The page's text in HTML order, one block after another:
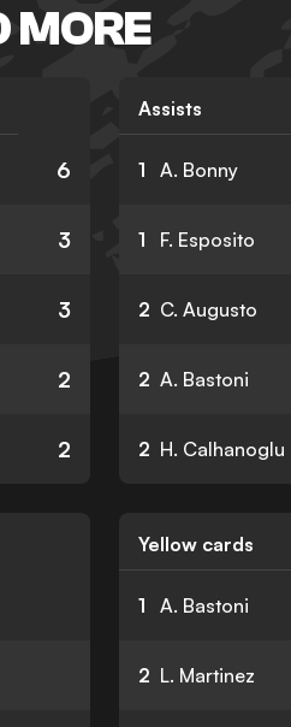
MORE
6
3
3
2
2
Assists
1 A. Bonny
1 F. Esposito
2 C. Augusto
2 A. Bastoni
2 H. Calhanoglu
Yellow cards
1 A. Bastoni
2 L. Martinez